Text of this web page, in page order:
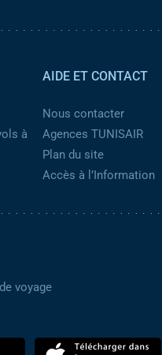
à
AIDE ET CONTACT
Nous contacter
Agences TUNISAIR
Plan du site
Accès à l’Information
voyage